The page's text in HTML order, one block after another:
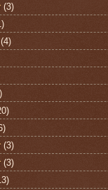
(3)
(4)
(3)
(3)